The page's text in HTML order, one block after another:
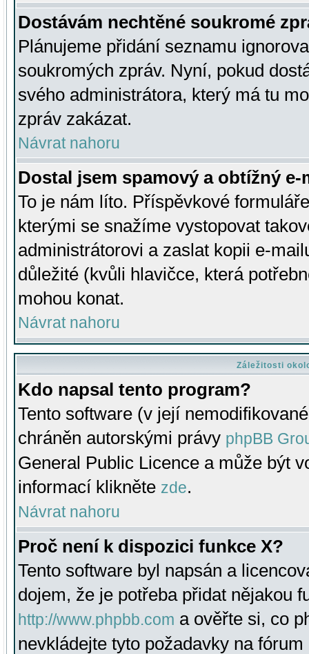
Dostávám nechtěné soukromé
Plánujeme přidání seznamu
soukromých zpráv. Nyní, pokud
svého administrátora, který má tu
zpráv zakázat.
Návrat nahoru
Dostal jsem spamový a obtížný
To je nám líto. Příspěvkové
kterými se snažíme vystopovat
administrátorovi a zaslat kopii e-
důležité (kvůli hlavičce, která
mohou konat.
Návrat nahoru
Záležitosti
Kdo napsal tento program?
Tento software (v její
chráněn autorskými právy phpBB
General Public Licence a může být
informací klikněte zde.
Návrat nahoru
Proč není k dispozici funkce X?
Tento software byl napsán a
dojem, že je potřeba přidat nějakou
http://www.phpbb.com a ověřte si, co
nevkládejte tyto požadavky na